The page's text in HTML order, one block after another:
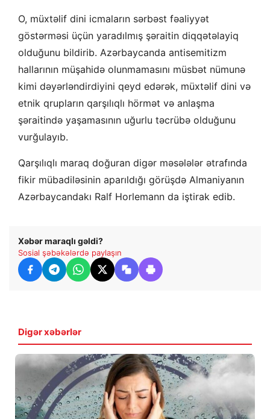
O, müxtəlif dini icmaların sərbəst fəaliyyət
göstərməsi üçün yaradılmış şəraitin diqqətəlayiq
olduğunu bildirib. Azərbaycanda antisemitizm
hallarının müşahidə olunmamasını müsbət nümunə
kimi dəyərləndirdiyini qeyd edərək, müxtəlif dini və
etnik qrupların qarşılıqlı hörmət və anlaşma
şəraitində yaşamasının uğurlu təcrübə olduğunu
vurğulayıb.
Qarşılıqlı maraq doğuran digər məsələlər ətrafında
fikir mübadiləsinin aparıldığı görüşdə Almaniyanın
Azərbaycandakı Ralf Horlemann da iştirak edib.
Xəbər maraqlı gəldi?
Sosial şəbəkələrdə paylaşın
Digər xəbərlər